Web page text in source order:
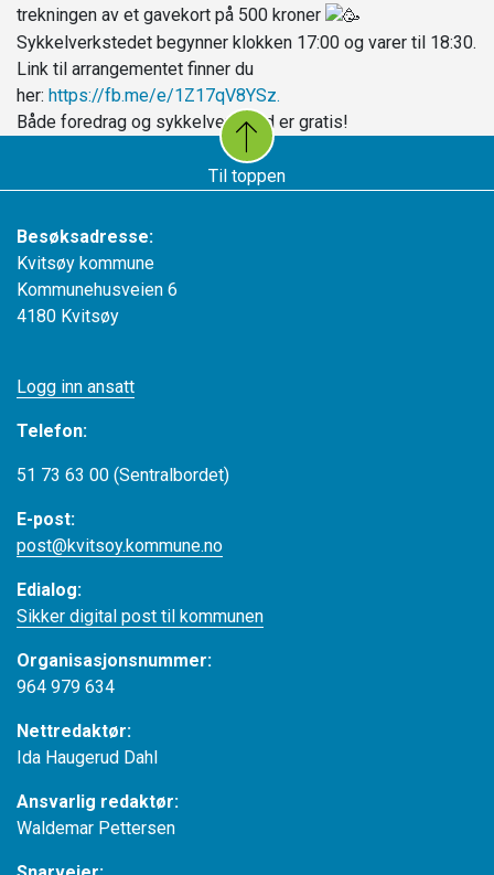
trekningen av et gavekort på 500 kroner
Sykkelverkstedet begynner klokken 17:00 og varer til 18:30.
Link til arrangementet finner du
her: https://fb.me/e/1Z17qV8YSz.
Både foredrag og sykkelverksted er gratis!
Til toppen
Besøksadresse:
Kvitsøy kommune
Kommunehusveien 6
4180 Kvitsøy
Logg inn ansatt
Telefon:
51 73 63 00 (Sentralbordet)
E-post:
post@kvitsoy.kommune.no
Edialog:
Sikker digital post til kommunen
Organisasjonsnummer:
964 979 634
Nettredaktør:
Ida Haugerud Dahl
Ansvarlig redaktør:
Waldemar Pettersen